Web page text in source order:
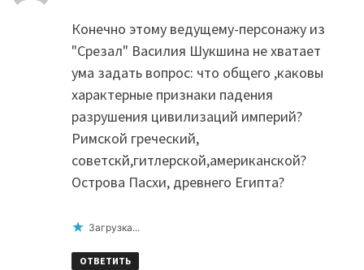
Конечно этому ведущему-персонажу из
"Срезал" Василия Шукшина не хватает
ума задать вопрос: что общего ,каковы
характерные признаки падения
разрушения цивилизаций империй?
Римской греческий,
советскй,гитлерской,американской?
Острова Пасхи, древнего Египта?
Загрузка...
ОТВЕТИТЬ